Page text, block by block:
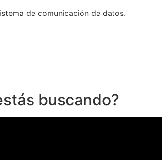
de comunicación de datos.
buscando?